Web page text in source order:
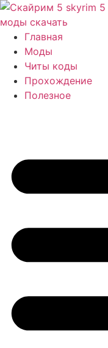
Перейти
к
содержимому
Главная
Моды
Читы коды
Прохождение
Полезное